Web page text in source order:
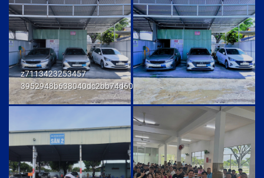
z7113423253457
3952948b638040dc2bb74d606db7a6f9